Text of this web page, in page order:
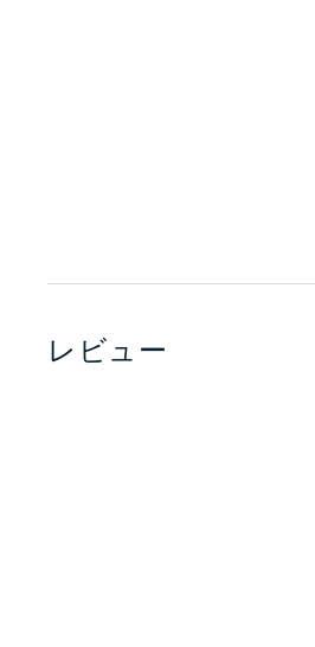
レビュー